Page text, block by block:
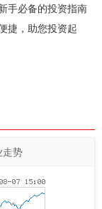
手必备的投资指南
捷，助您投资起
走势